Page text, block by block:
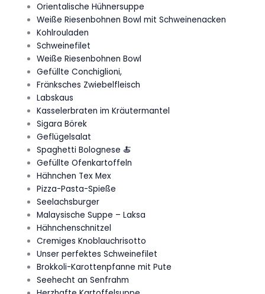
Orientalische Hühnersuppe
Weiße Riesenbohnen Bowl mit Schweinenacken
Kohlrouladen
Schweinefilet
Weiße Riesenbohnen Bowl
Gefüllte Conchiglioni,
Fränksches Zwiebelfleisch
Labskaus
Kasselerbraten im Kräutermantel
Sigara Börek
Geflügelsalat
Spaghetti Bolognese 🍝
Gefüllte Ofenkartoffeln
Hähnchen Tex Mex
Pizza-Pasta-Spieße
Seelachsburger
Malaysische Suppe – Laksa
Hähnchenschnitzel
Cremiges Knoblauchrisotto
Unser perfektes Schweinefilet
Brokkoli-Karottenpfanne mit Pute
Seehecht an Senfrahm